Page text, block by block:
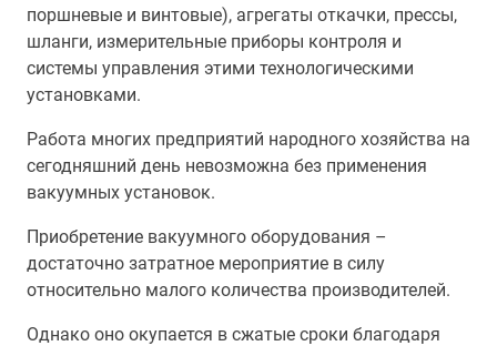
поршневые и винтовые), агрегаты откачки, прессы,
шланги, измерительные приборы контроля и
системы управления этими технологическими
установками.
Работа многих предприятий народного хозяйства на
сегодняшний день невозможна без применения
вакуумных установок.
Приобретение вакуумного оборудования –
достаточно затратное мероприятие в силу
относительно малого количества производителей.
Однако оно окупается в сжатые сроки благодаря